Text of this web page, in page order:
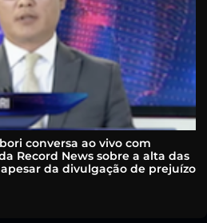
analisa a economia brasileira
ao Jornal Repórter Brasil e
crise européia.